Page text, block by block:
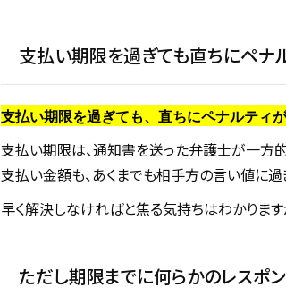
支払い期限を過ぎても直ちにペナ
支払い期限を過ぎても、直ちにペナルティ
支払い期限は、通知書を送った弁護士が一方
支払い金額も、あくまでも相手方の言い値に
早く解決しなければと焦る気持ちはわかります
ただし期限までに何らかのレスポ